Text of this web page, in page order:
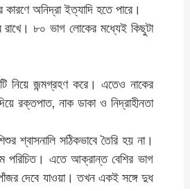
অনিদ্রা ইত্যাদি হতে পারে।
রাখে। ৮০ ভাগ লোকের মধ্যেই কিছুটা
নিয়ে জন্মগ্রহণ করে। এতেও নাকের
রক্তপাত, নাক ডাকা ও নিদ্রাহীনতা
শ্বাসনালি সঠিকভাবে তৈরি হয় না।
পরিচিত। এতে আক্রান্ত বেশির ভাগ
দেবে যাওয়া। তখন একই সঙ্গে দুধ